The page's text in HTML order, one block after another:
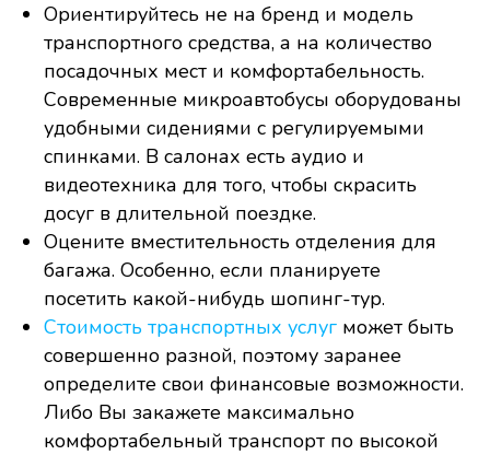
Ориентируйтесь не на бренд и модель
транспортного средства, а на количество
посадочных мест и комфортабельность.
Современные микроавтобусы оборудованы
удобными сидениями с регулируемыми
спинками. В салонах есть аудио и
видеотехника для того, чтобы скрасить
досуг в длительной поездке.
Оцените вместительность отделения для
багажа. Особенно, если планируете
посетить какой-нибудь шопинг-тур.
Стоимость транспортных услуг может быть
совершенно разной, поэтому заранее
определите свои финансовые возможности.
Либо Вы закажете максимально
комфортабельный транспорт по высокой